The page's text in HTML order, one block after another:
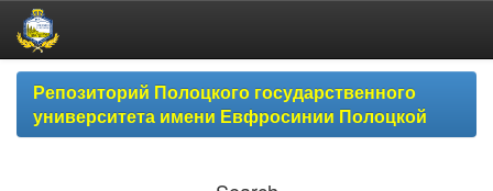
Skip
navigationРепозиторий Полоцкого государственного
университета имени Евфросинии Полоцкой